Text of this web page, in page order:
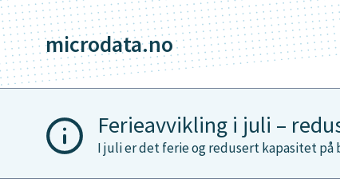
Skip
to
content microdata.no
Ferieavvikling i juli –
I juli er det ferie og redusert kapasitet på